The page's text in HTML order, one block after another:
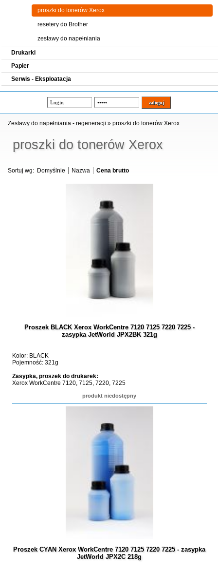
proszki do tonerów Xerox
resetery do Brother
zestawy do napełniania
Drukarki
Papier
Serwis - Eksploatacja
proszki do tonerów Xerox
Zestawy do napełniania - regeneracji »proszki do tonerów Xerox
Sortuj wg: Domyślnie Nazwa Cena brutto
Proszek BLACK Xerox WorkCentre 7120 7125 7220 7225 -
zasypka JetWorld JPX2BK 321g
Kolor: BLACK
Pojemność: 321g
Zasypka, proszek do drukarek:
Xerox WorkCentre 7120, 7125, 7220, 7225
produkt niedostępny
Proszek CYAN Xerox WorkCentre 7120 7125 7220 7225 - zasypka
JetWorld JPX2C 218g